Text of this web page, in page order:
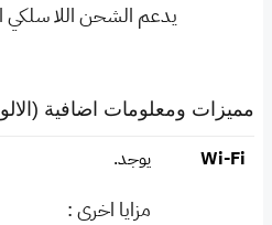
يدعم الشحن اللا سلكي
مميزات ومعلومات اضافية
Wi-Fi يوجد.
مزايا اخرى :